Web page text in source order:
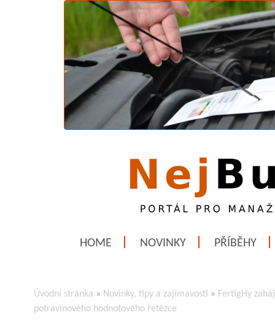
HOME NOVINKY PŘÍBĚHY
Úvodní stránka » Novinky, tipy a zajímavosti » FertigHy
potravinového hodnotového řetězce